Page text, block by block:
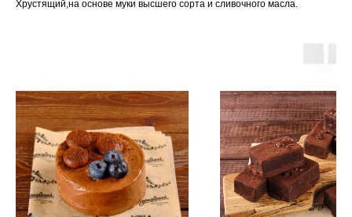
Хрустящий,на основе муки высшего сорта и сливочного масла.